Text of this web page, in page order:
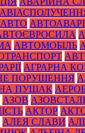
АВТО
АВТОМОБІЛЬ
АГРАРНА
ПОРУШЕННЯ
ПУЩАК
АЗОВ
АКТОР
АЛЕЯ СЛАВИ